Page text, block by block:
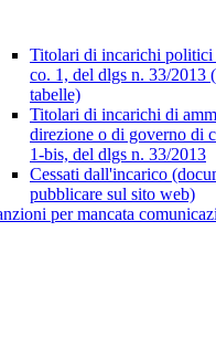
Titolari di incarichi politici
co. 1, del dlgs n. 33/2013
tabelle)
Titolari di incarichi di
direzione o di governo di
1-bis, del dlgs n. 33/2013
Cessati dall'incarico
pubblicare sul sito web)
per mancata